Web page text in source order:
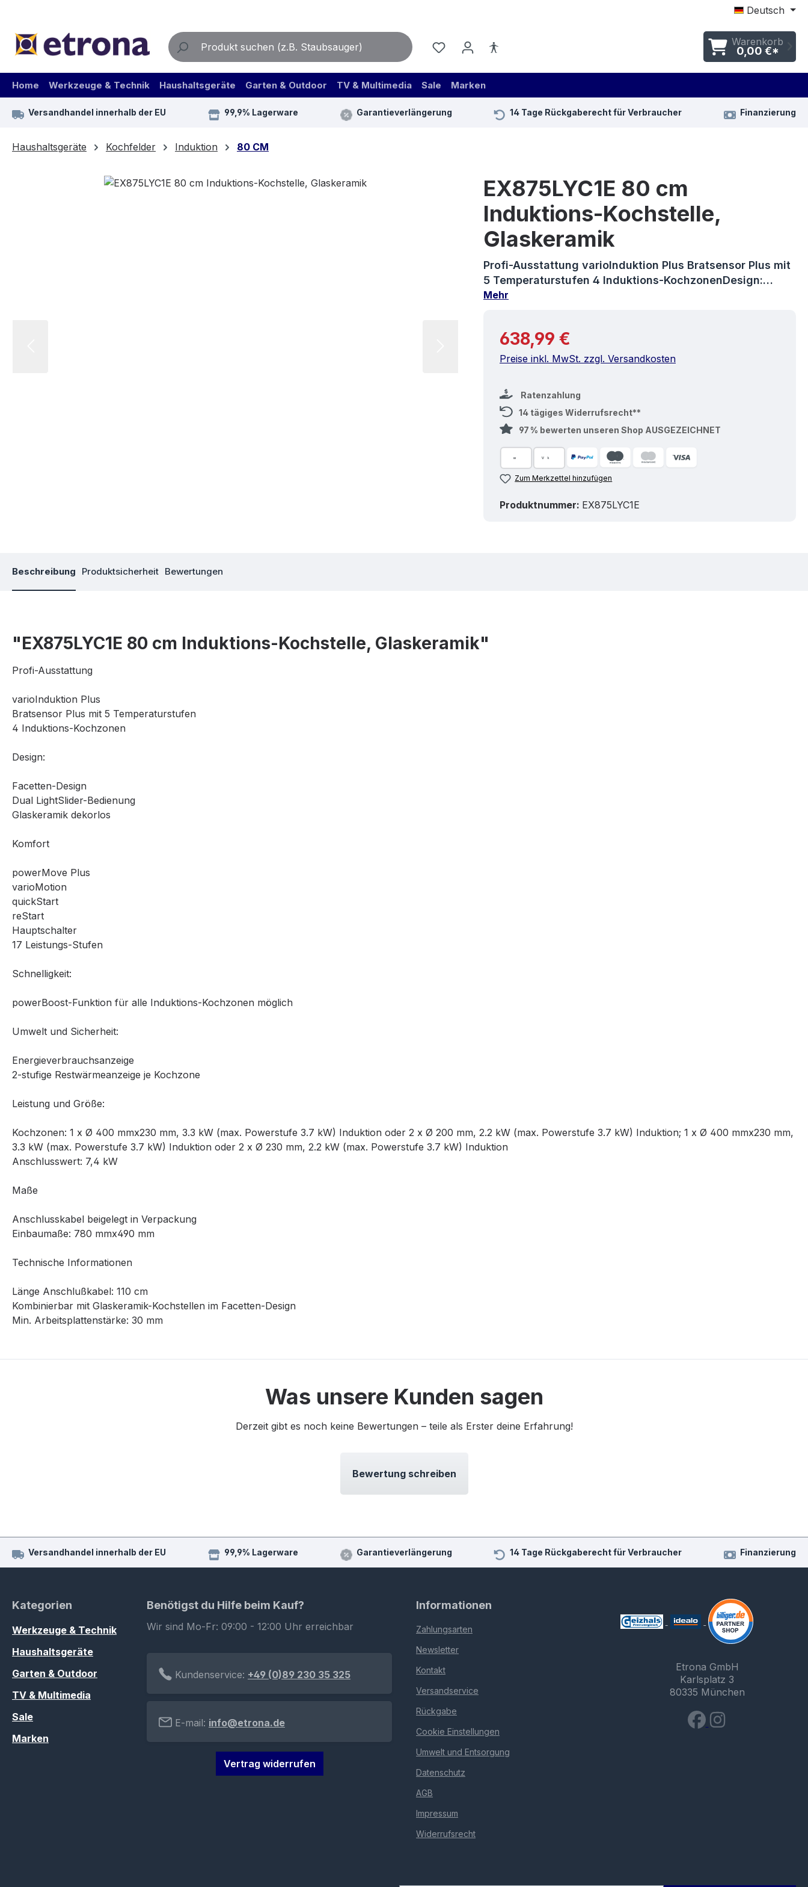
Deutsch
Warenkorb
0,00 €*
Home Werkzeuge & Technik Haushaltsgeräte Garten & Outdoor TV & Multimedia Sale Marken
Versandhandel innerhalb der EU 99,9% Lagerware Garantieverlängerung 14 Tage Rückgaberecht für Verbraucher Finanzierung
Haushaltsgeräte Kochfelder Induktion 80 CM
Bildergalerie überspringen
EX875LYC1E 80 cm
Induktions-Kochstelle,
Glaskeramik
Profi-Ausstattung varioInduktion Plus Bratsensor Plus mit
5 Temperaturstufen 4 Induktions-KochzonenDesign:…
Mehr
Regulärer Preis:
638,99 €
Preise inkl. MwSt. zzgl. Versandkosten
Ratenzahlung
14 tägiges Widerrufsrecht**
97 % bewerten unseren Shop AUSGEZEICHNET
Zum Merkzettel hinzufügen
Produktnummer: EX875LYC1E
Beschreibung Produktsicherheit Bewertungen
"EX875LYC1E 80 cm Induktions-Kochstelle, Glaskeramik"
Profi-Ausstattung
varioInduktion Plus
Bratsensor Plus mit 5 Temperaturstufen
4 Induktions-Kochzonen
Design:
Facetten-Design
Dual LightSlider-Bedienung
Glaskeramik dekorlos
Komfort
powerMove Plus
varioMotion
quickStart
reStart
Hauptschalter
17 Leistungs-Stufen
Schnelligkeit:
powerBoost-Funktion für alle Induktions-Kochzonen möglich
Umwelt und Sicherheit:
Energieverbrauchsanzeige
2-stufige Restwärmeanzeige je Kochzone
Leistung und Größe:
Kochzonen: 1 x Ø 400 mmx230 mm, 3.3 kW (max. Powerstufe 3.7 kW) Induktion oder 2 x Ø 200 mm, 2.2 kW (max. Powerstufe 3.7 kW) Induktion; 1 x Ø 400 mmx230 mm,
3.3 kW (max. Powerstufe 3.7 kW) Induktion oder 2 x Ø 230 mm, 2.2 kW (max. Powerstufe 3.7 kW) Induktion
Anschlusswert: 7,4 kW
Maße
Anschlusskabel beigelegt in Verpackung
Einbaumaße: 780 mmx490 mm
Technische Informationen
Länge Anschlußkabel: 110 cm
Kombinierbar mit Glaskeramik-Kochstellen im Facetten-Design
Min. Arbeitsplattenstärke: 30 mm
Was unsere Kunden sagen
Derzeit gibt es noch keine Bewertungen – teile als Erster deine Erfahrung!
Bewertung schreiben
Versandhandel innerhalb der EU 99,9% Lagerware Garantieverlängerung 14 Tage Rückgaberecht für Verbraucher Finanzierung
Kategorien
Werkzeuge & Technik
Haushaltsgeräte
Garten & Outdoor
TV & Multimedia
Sale
Marken
Benötigst du Hilfe beim Kauf?
Wir sind Mo-Fr: 09:00 - 12:00 Uhr erreichbar
Kundenservice: +49 (0)89 230 35 325
E-mail: info@etrona.de
Vertrag widerrufen
Informationen
Zahlungsarten
Newsletter
Kontakt
Versandservice
Rückgabe
Cookie Einstellungen
Umwelt und Entsorgung
Datenschutz
AGB
Impressum
Widerrufsrecht
Etrona GmbH
Karlsplatz 3
80335 München